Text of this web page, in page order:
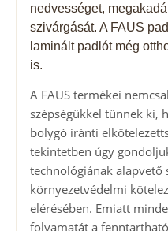
nedvességet,
szivárgását. A FAUS
laminált padlót még
is.
A FAUS termékei
szépségükkel tűnnek ki,
bolygó iránti
tekintetben úgy
technológiának alapvető
környezetvédelmi
elérésében. Emiatt
folyamatát a